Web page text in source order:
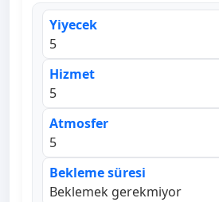
Yiyecek
5
Hizmet
5
Atmosfer
5
Bekleme süresi
Beklemek gerekmiyor